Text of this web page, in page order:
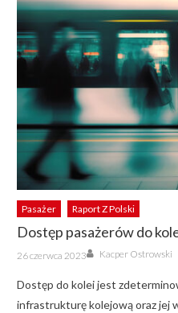
Pasażer Raport Z Polski
Dostęp pasażerów do
Posted
on
26 czerwca 2023 Author
Kacper Ostrowski
Dostęp do kolei jest
infrastrukturę kolejową oraz jej